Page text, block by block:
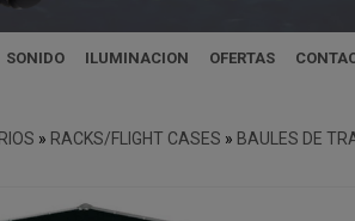
SONIDO ILUMINACION OFERTAS
» RACKS/FLIGHT CASES » BAULES DE